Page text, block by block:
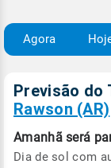
Agora
Previsão do
Rawson (AR)
Amanhã será
Dia de sol com